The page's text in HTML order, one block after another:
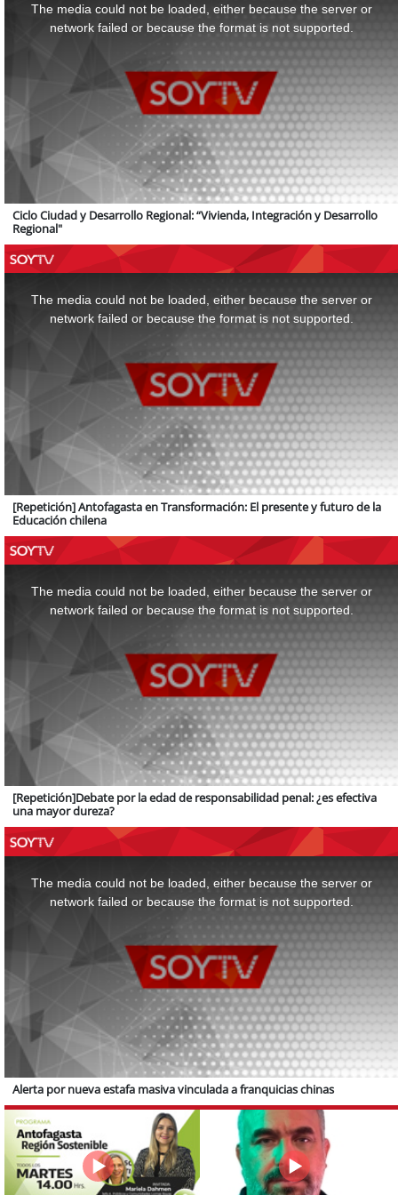
The media could not be loaded, either because the server or
network failed or because the format is not supported.
Ciclo Ciudad y Desarrollo Regional: “Vivienda, Integración y Desarrollo
Regional"
The media could not be loaded, either because the server or
network failed or because the format is not supported.
[Repetición] Antofagasta en Transformación: El presente y futuro de la
Educación chilena
The media could not be loaded, either because the server or
network failed or because the format is not supported.
[Repetición]Debate por la edad de responsabilidad penal: ¿es efectiva
una mayor dureza?
The media could not be loaded, either because the server or
network failed or because the format is not supported.
Alerta por nueva estafa masiva vinculada a franquicias chinas